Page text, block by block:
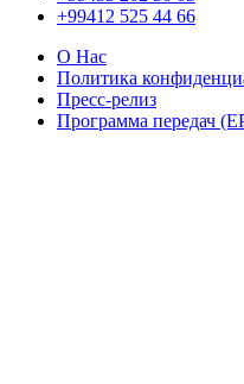
+99412 525 44 66
О Нас
Политика
Пресс-релиз
Программа передач